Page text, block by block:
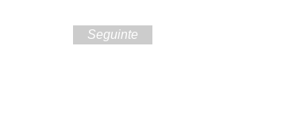
Seguinte